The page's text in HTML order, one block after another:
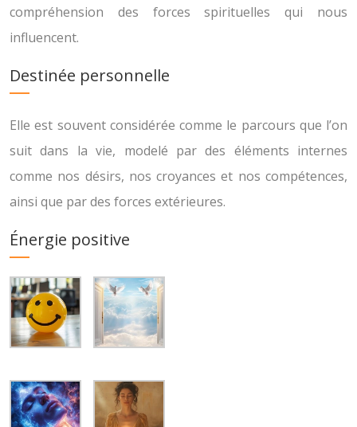
compréhension des forces spirituelles qui nous
influencent.
Destinée personnelle
Elle est souvent considérée comme le parcours que l’on
suit dans la vie, modelé par des éléments internes
comme nos désirs, nos croyances et nos compétences,
ainsi que par des forces extérieures.
Énergie positive